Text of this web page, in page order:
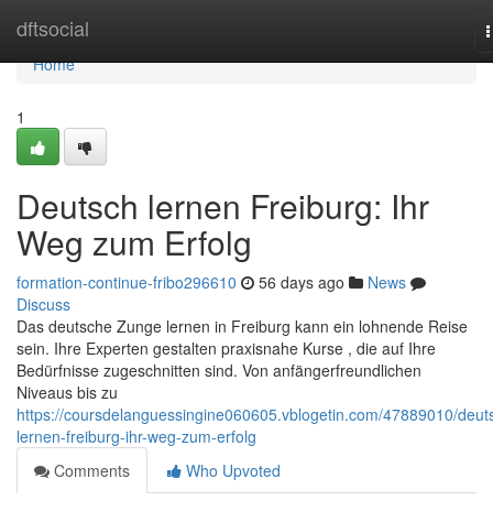
dftsocial
Home
Home
1
Deutsch lernen Freiburg: Ihr
Weg zum Erfolg
formation-continue-fribo296610 56 days ago
News
Discuss
Das deutsche Zunge lernen in Freiburg kann ein lohnende Reise
sein. Ihre Experten gestalten praxisnahe Kurse , die auf Ihre
Bedürfnisse zugeschnitten sind. Von anfängerfreundlichen
Niveaus bis zu
https://coursdelanguessingine060605.vblogetin.com/47889010/
lernen-freiburg-ihr-weg-zum-erfolg
Comments
Who Upvoted